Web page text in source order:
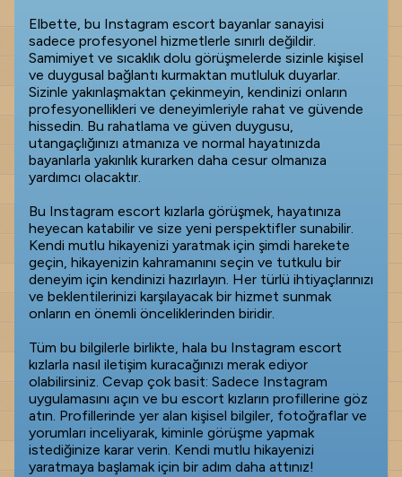
Elbette, bu Instagram escort bayanlar sanayisi
sadece profesyonel hizmetlerle sınırlı değildir.
Samimiyet ve sıcaklık dolu görüşmelerde sizinle kişisel
ve duygusal bağlantı kurmaktan mutluluk duyarlar.
Sizinle yakınlaşmaktan çekinmeyin, kendinizi onların
profesyonellikleri ve deneyimleriyle rahat ve güvende
hissedin. Bu rahatlama ve güven duygusu,
utangaçlığınızı atmanıza ve normal hayatınızda
bayanlarla yakınlık kurarken daha cesur olmanıza
yardımcı olacaktır.
Bu Instagram escort kızlarla görüşmek, hayatınıza
heyecan katabilir ve size yeni perspektifler sunabilir.
Kendi mutlu hikayenizi yaratmak için şimdi harekete
geçin, hikayenizin kahramanını seçin ve tutkulu bir
deneyim için kendinizi hazırlayın. Her türlü ihtiyaçlarınızı
ve beklentilerinizi karşılayacak bir hizmet sunmak
onların en önemli önceliklerinden biridir.
Tüm bu bilgilerle birlikte, hala bu Instagram escort
kızlarla nasıl iletişim kuracağınızı merak ediyor
olabilirsiniz. Cevap çok basit: Sadece Instagram
uygulamasını açın ve bu escort kızların profillerine göz
atın. Profillerinde yer alan kişisel bilgiler, fotoğraflar ve
yorumları inceliyarak, kiminle görüşme yapmak
istediğinize karar verin. Kendi mutlu hikayenizi
yaratmaya başlamak için bir adım daha attınız!